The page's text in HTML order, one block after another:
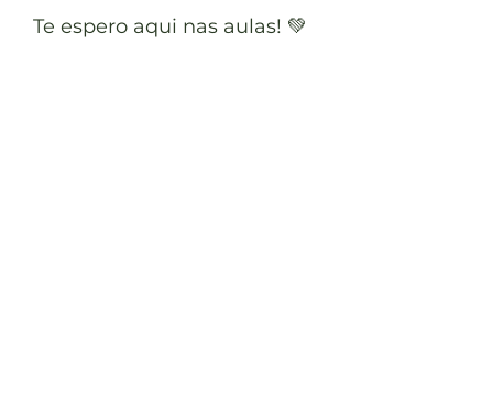
Te espero aqui nas aulas! 💚